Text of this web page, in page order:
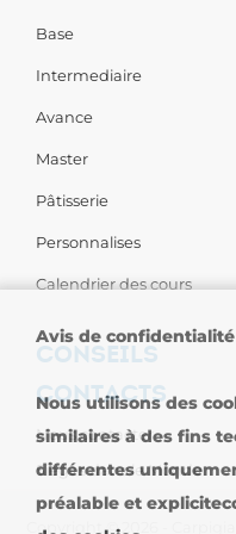
Base
Intermediaire
Avance
Master
Pâtisserie
Personnalises
Calendrier des cours
CONSEILS
CONTACTS
Nous contacter
Sièges dans le Monde
Copyright © 2026 -
Avis de confidentialité
Nous utilisons des
similaires à des fins
différentes
préalable et